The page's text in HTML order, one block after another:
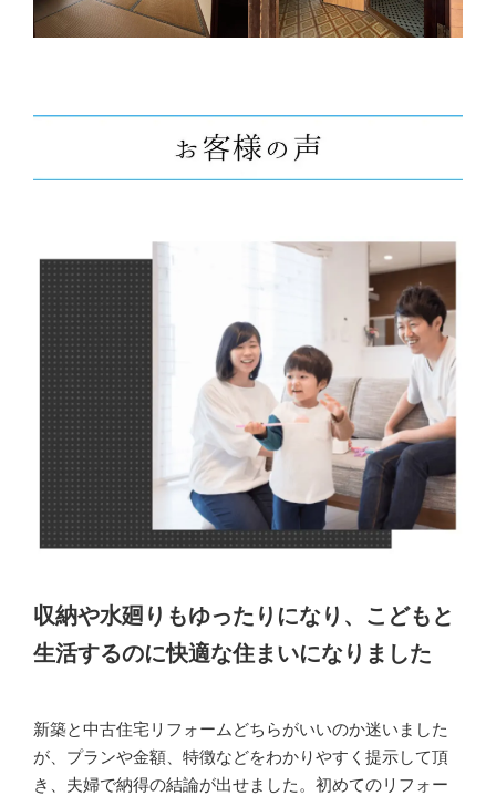
収納や水廻りもゆったりになり、こどもと
生活するのに快適な住まいになりました
新築と中古住宅リフォームどちらがいいのか迷いました
が、プランや金額、特徴などをわかりやすく提示して頂
き、夫婦で納得の結論が出せました。初めてのリフォー